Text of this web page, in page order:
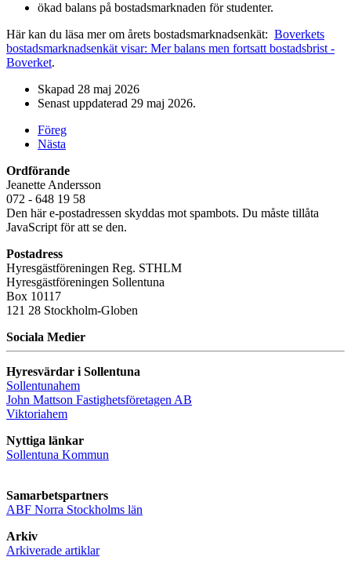
ökad balans på bostadsmarknaden för studenter.
Här kan du läsa mer om årets bostadsmarknadsenkät: Boverkets
bostadsmarknadsenkät visar: Mer balans men fortsatt bostadsbrist -
Boverket.
Skapad 28 maj 2026
Senast uppdaterad 29 maj 2026.
Föreg
Nästa
Ordförande
Jeanette Andersson
072 - 648 19 58
Den här e-postadressen skyddas mot spambots. Du måste tillåta
JavaScript för att se den.
Postadress
Hyresgästföreningen Reg. STHLM
Hyresgästföreningen Sollentuna
Box 10117
121 28 Stockholm-Globen
Sociala Medier
Hyresvärdar i Sollentuna
Sollentunahem
John Mattson Fastighetsföretagen AB
Viktoriahem
Nyttiga länkar
Sollentuna Kommun
Samarbetspartners
ABF Norra Stockholms län
Arkiv
Arkiverade artiklar